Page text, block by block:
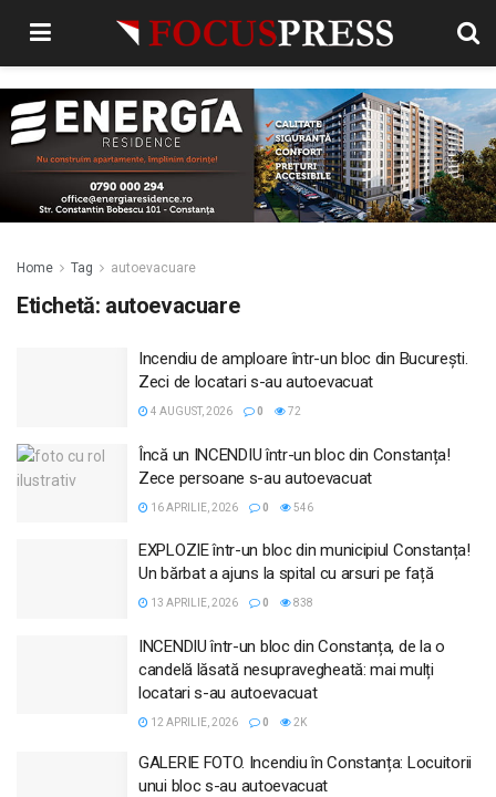
Home Tag autoevacuare
Etichetă: autoevacuare
Incendiu de amploare într-un bloc din București.
Zeci de locatari s-au autoevacuat
4 AUGUST, 2026 0 72
Încă un INCENDIU într-un bloc din Constanța!
Zece persoane s-au autoevacuat
16 APRILIE, 2026 0 546
EXPLOZIE într-un bloc din municipiul Constanța!
Un bărbat a ajuns la spital cu arsuri pe față
13 APRILIE, 2026 0 838
INCENDIU într-un bloc din Constanța, de la o
candelă lăsată nesupravegheată: mai mulți
locatari s-au autoevacuat
12 APRILIE, 2026 0 2K
GALERIE FOTO. Incendiu în Constanța: Locuitorii
unui bloc s-au autoevacuat